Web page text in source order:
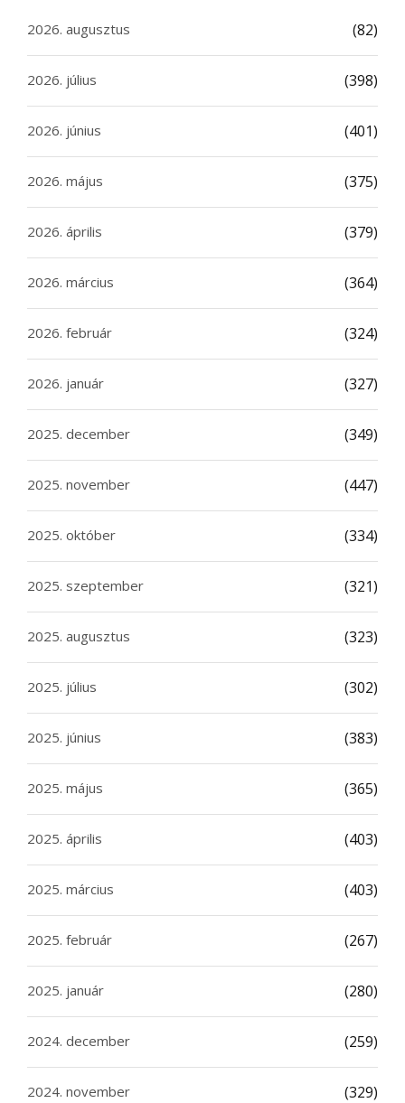
2026. augusztus (82)
2026. július (398)
2026. június (401)
2026. május (375)
2026. április (379)
2026. március (364)
2026. február (324)
2026. január (327)
2025. december (349)
2025. november (447)
2025. október (334)
2025. szeptember (321)
2025. augusztus (323)
2025. július (302)
2025. június (383)
2025. május (365)
2025. április (403)
2025. március (403)
2025. február (267)
2025. január (280)
2024. december (259)
2024. november (329)